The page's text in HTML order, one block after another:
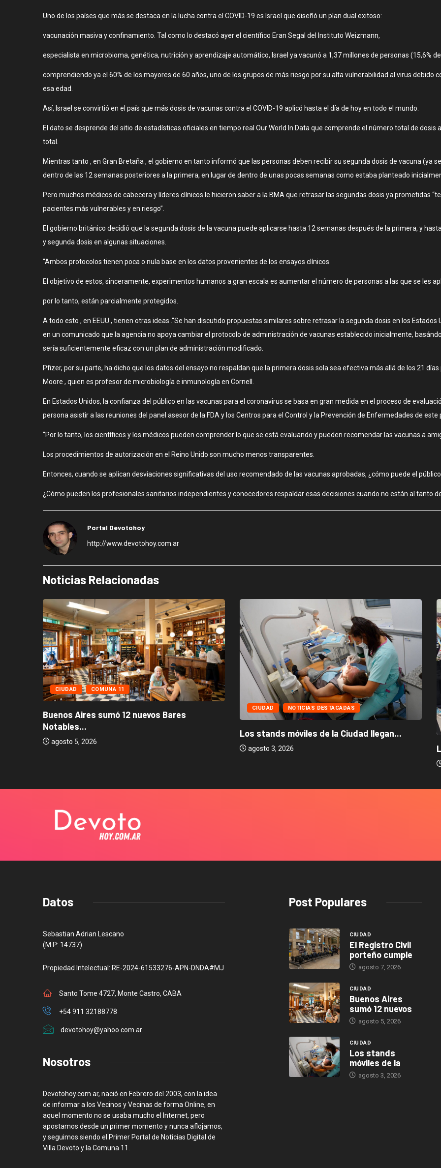
Uno de los países que más se destaca en la lucha contra el COVID-19 es Israel que diseñó un plan dual exitoso:
vacunación masiva y confinamiento. Tal como lo destacó ayer el científico Eran Segal del Instituto Weizmann,
especialista en microbioma, genética, nutrición y aprendizaje automático, Israel ya vacunó a 1,37 millones de personas (15,6%
comprendiendo ya el 60% de los mayores de 60 años, uno de los grupos de más riesgo por su alta vulnerabilidad al virus
esa edad.
Así, Israel se convirtió en el país que más dosis de vacunas contra el COVID-19 aplicó hasta el día de hoy en todo el mundo.
El dato se desprende del sitio de estadísticas oficiales en tiempo real Our World In Data que comprende el número total de
total.
Mientras tanto , en Gran Bretaña , el gobierno en tanto informó que las personas deben recibir su segunda dosis de vacuna (ya
dentro de las 12 semanas posteriores a la primera, en lugar de dentro de unas pocas semanas como estaba planteado
Pero muchos médicos de cabecera y líderes clínicos le hicieron saber a la BMA que retrasar las segundas dosis ya prometidas
pacientes más vulnerables y en riesgo”.
El gobierno británico decidió que la segunda dosis de la vacuna puede aplicarse hasta 12 semanas después de la primera, y
y segunda dosis en algunas situaciones.
“Ambos protocolos tienen poca o nula base en los datos provenientes de los ensayos clínicos.
El objetivo de estos, sinceramente, experimentos humanos a gran escala es aumentar el número de personas a las que se les
por lo tanto, están parcialmente protegidos.
A todo esto , en EEUU , tienen otras ideas .“Se han discutido propuestas similares sobre retrasar la segunda dosis en los
en un comunicado que la agencia no apoya cambiar el protocolo de administración de vacunas establecido inicialmente,
sería suficientemente eficaz con un plan de administración modificado.
Pfizer, por su parte, ha dicho que los datos del ensayo no respaldan que la primera dosis sola sea efectiva más allá de los 21
Moore , quien es profesor de microbiología e inmunología en Cornell.
En Estados Unidos, la confianza del público en las vacunas para el coronavirus se basa en gran medida en el proceso de
persona asistir a las reuniones del panel asesor de la FDA y los Centros para el Control y la Prevención de Enfermedades de
“Por lo tanto, los científicos y los médicos pueden comprender lo que se está evaluando y pueden recomendar las vacunas a
Los procedimientos de autorización en el Reino Unido son mucho menos transparentes.
Entonces, cuando se aplican desviaciones significativas del uso recomendado de las vacunas aprobadas, ¿cómo puede el
¿Cómo pueden los profesionales sanitarios independientes y conocedores respaldar esas decisiones cuando no están al tanto
Portal Devotohoy
http://www.devotohoy.com.ar
Noticias Relacionadas
CIUDAD COMUNA 11
Buenos Aires sumó 12 nuevos Bares
Notables...
agosto 5, 2026
CIUDAD NOTICIAS DESTACADAS
Los stands móviles de la Ciudad llegan...
agosto 3, 2026
Datos
Sebastian Adrian Lescano
(M.P: 14737)
Propiedad Intelectual: RE-2024-61533276-APN-DNDA#MJ
Santo Tome 4727, Monte Castro, CABA
+54 911 32188778
devotohoy@yahoo.com.ar
Nosotros
Devotohoy.com.ar, nació en Febrero del 2003, con la idea
de informar a los Vecinos y Vecinas de forma Online, en
aquel momento no se usaba mucho el Internet, pero
apostamos desde un primer momento y nunca aflojamos,
y seguimos siendo el Primer Portal de Noticias Digital de
Villa Devoto y la Comuna 11.
Post Populares
CIUDAD
El Registro Civil
porteño cumple
agosto 7, 2026
CIUDAD
Buenos Aires
sumó 12 nuevos
agosto 5, 2026
CIUDAD
Los stands
móviles de la
agosto 3, 2026